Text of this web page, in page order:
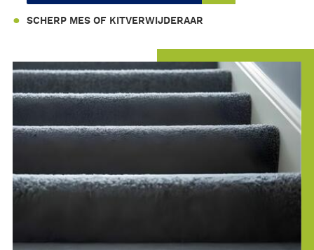
SCHERP MES OF KITVERWIJDERAAR